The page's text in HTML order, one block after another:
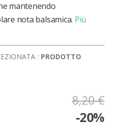
mantenendo
nota balsamica. Più
: PRODOTTO
8,20 €
-20%